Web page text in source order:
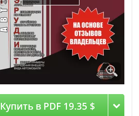
Купить в PDF 19.35 $